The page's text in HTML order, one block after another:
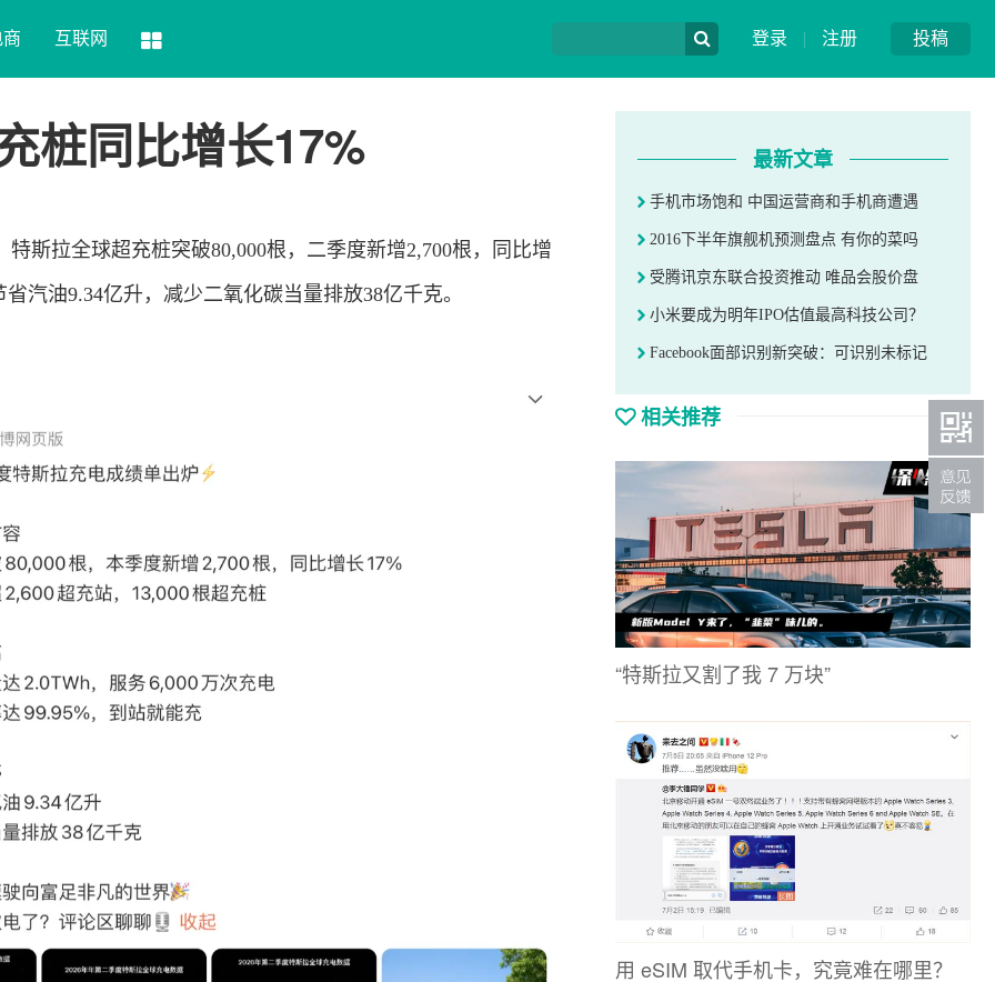
投稿
登录 | 注册
互联网
桩同比增长17%
斯拉全球超充桩突破80,000根，二季度新增2,700根，同比增
汽油9.34亿升，减少二氧化碳当量排放38亿千克。
最新文章
手机市场饱和 中国运营商和手机商遭遇
2016下半年旗舰机预测盘点 有你的菜吗
受腾讯京东联合投资推动 唯品会股价盘
小米要成为明年IPO估值最高科技公司？
Facebook面部识别新突破：可识别未标记
相关推荐
“特斯拉又割了我 7 万块”
用 eSIM 取代手机卡，究竟难在哪里？